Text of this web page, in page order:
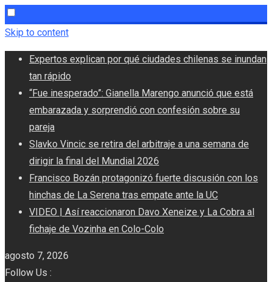
Skip to content
Expertos explican por qué ciudades chilenas se inundan
tan rápido
“Fue inesperado”: Gianella Marengo anunció que está
embarazada y sorprendió con confesión sobre su
pareja
Slavko Vincic se retira del arbitraje a una semana de
dirigir la final del Mundial 2026
Francisco Bozán protagonizó fuerte discusión con los
hinchas de La Serena tras empate ante la UC
VIDEO | Así reaccionaron Davo Xeneize y La Cobra al
fichaje de Vozinha en Colo-Colo
agosto 7, 2026
Follow Us :